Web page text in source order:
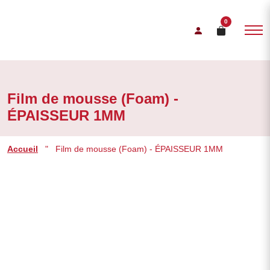
0
Film de mousse (Foam) -
ÉPAISSEUR 1MM
Accueil " Film de mousse (Foam) - ÉPAISSEUR 1MM